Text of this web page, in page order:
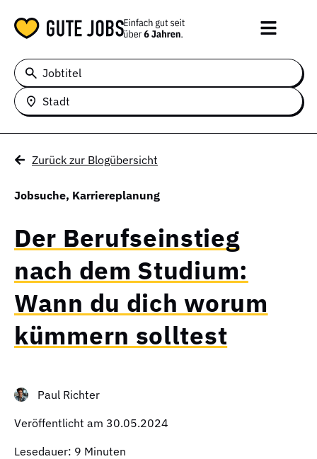
Jobtitel
Stadt
Zurück zur Blogübersicht
Jobsuche, Karriereplanung
Der Berufseinstieg
nach dem Studium:
Wann du dich worum
kümmern solltest
Paul Richter
Veröffentlicht am 30.05.2024
Lesedauer: 9 Minuten